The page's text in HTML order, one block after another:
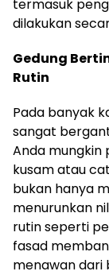
termasuk
dilakukan
Gedung
Rutin
Pada banyak
sangat
Anda mungkin
kusam atau
bukan hanya
menurunkan
rutin seperti
fasad
menawan dari